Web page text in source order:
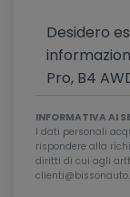
INFORMATIVA AI
I dati personali
rispondere alla
diritti di cui agli